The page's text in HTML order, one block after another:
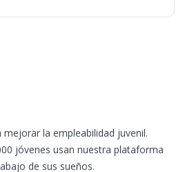
mejorar la empleabilidad juvenil.
jóvenes usan nuestra plataforma
de sus sueños.